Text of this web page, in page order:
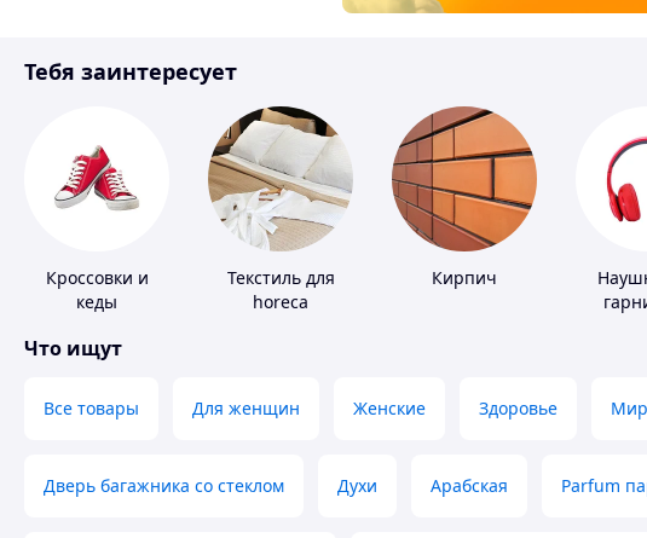
Инструмент
Тебя заинтересует
Кроссовки и
кеды
Текстиль для
horeca
Кирпич
Что ищут
Все товары Для женщин Женские Здоровье
Дверь багажника со стеклом Духи Арабская Parfum